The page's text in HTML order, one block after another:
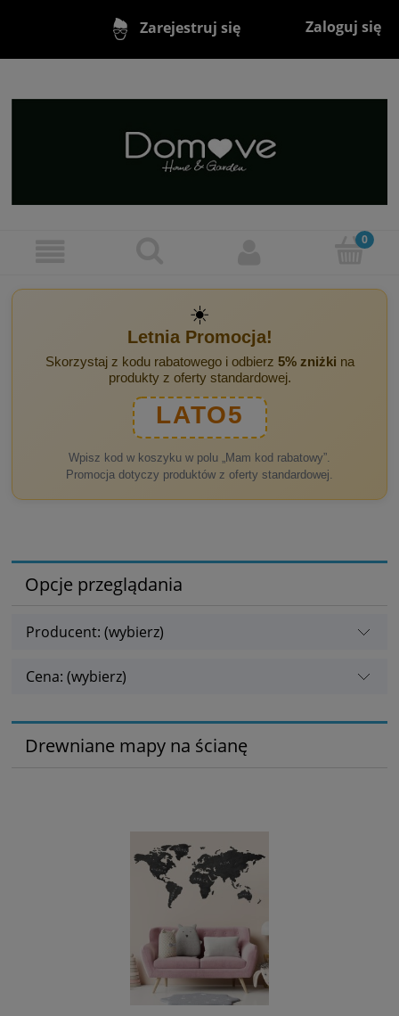
Zarejestruj się Zaloguj się
☀️
Letnia Promocja!
Skorzystaj z kodu rabatowego i odbierz 5% zniżki na
produkty z oferty standardowej.
LATO5
Wpisz kod w koszyku w polu „Mam kod rabatowy”.
Promocja dotyczy produktów z oferty standardowej.
Opcje przeglądania
Producent: (wybierz)
Cena: (wybierz)
Drewniane mapy na ścianę